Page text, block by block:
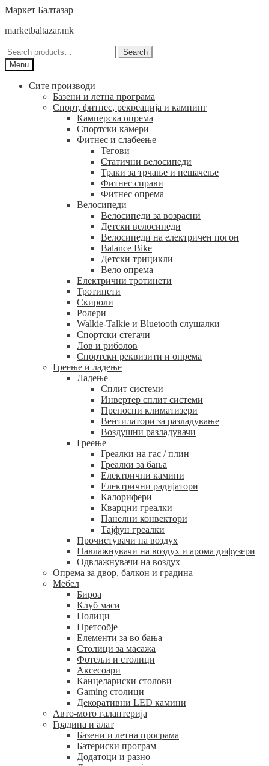
Skip
navigation
Skip
content
Маркет Балтазар
marketbaltazar.mk
Search
for:
Search
Menu
Сите производи
Базени и летна програма
Спорт, фитнес, рекреација и кампинг
Камперска опрема
Спортски камери
Фитнес и слабеење
Тегови
Статични велосипеди
Траки за трчање и пешачење
Фитнес справи
Фитнес опрема
Велосипеди
Велосипеди за возрасни
Детски велосипеди
Велосипеди на електричен погон
Balance Bike
Детски трицикли
Вело опрема
Електрични тротинети
Тротинети
Скироли
Ролери
Walkie-Talkie и Bluetooth слушалки
Спортски стегачи
Лов и риболов
Спортски реквизити и опрема
Греење и ладење
Ладење
Сплит системи
Инвертер сплит системи
Преносни климатизери
Вентилатори за разладување
Воздушни разладувачи
Греење
Греалки на гас / плин
Греалки за бања
Електрични камини
Електрични радијатори
Калорифери
Кварцни греалки
Панелни конвектори
Тајфун греалки
Прочистувачи на воздух
Навлажнувачи на воздух и арома дифузери
Одвлажнувачи на воздух
Опрема за двор, балкон и градина
Мебел
Бироа
Клуб маси
Полици
Претсобје
Елементи за во бања
Столици за масажа
Фотељи и столици
Аксесоари
Канцелариски столови
Gaming столици
Декоративни LED камини
Авто-мото галантерија
Градина и алат
Базени и летна програма
Батериски програм
Додатоци и разно